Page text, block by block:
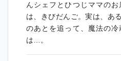
んシェフとひつじママの
は、きびだんご。実は、あ
のあとを追って、魔法の
は…。